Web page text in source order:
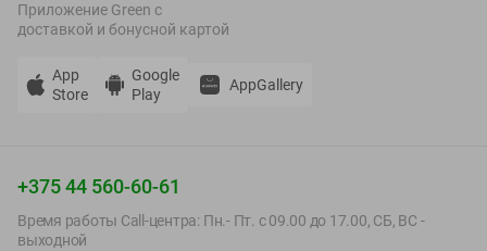
Приложение Green c
доставкой и бонусной картой
App
Store
Google
Play
AppGallery
+375 44 560-60-61
Время работы Call-центра: Пн.- Пт. с 09.00 до 17.00, СБ, ВС -
выходной